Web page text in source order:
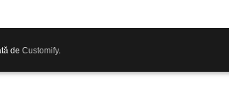
de Customify.